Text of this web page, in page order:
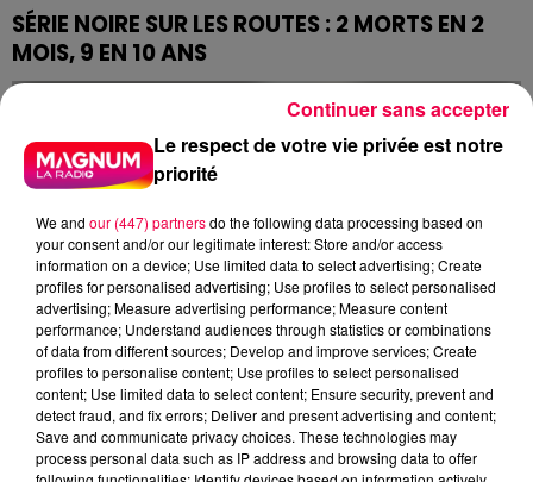
SÉRIE NOIRE SUR LES ROUTES : 2 MORTS EN 2
MOIS, 9 EN 10 ANS
Force Ouvrière réclame des actes forts sur les routes
et aux alentours pour protéger les agents des DIR.
Le respect de votre vie privée est notre
priorité
We and our (447) partnersdo the following data processing based on
your consent and/or our legitimate interest: Store and/or access
information on a device; Use limited data to select advertising; Create
profiles for personalised advertising; Use profiles to select personalised
advertising; Measure advertising performance; Measure content
performance; Understand audiences through statistics or combinations
of data from different sources; Develop and improve services; Create
profiles to personalise content; Use profiles to select personalised
content; Use limited data to select content; Ensure security, prevent and
detect fraud, and fix errors; Deliver and present advertising and content;
Save and communicate privacy choices. These technologies may
process personal data such as IP address and browsing data to offer
Continuer sans accepter